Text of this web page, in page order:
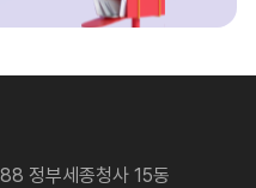
정부세종청사 15동